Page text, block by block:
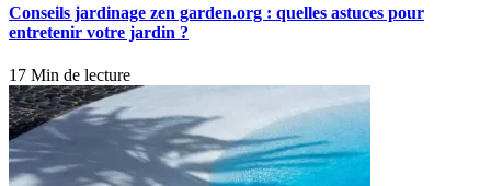
Conseils jardinage zen garden.org : quelles astuces pour
entretenir votre jardin ?
17 Min de lecture